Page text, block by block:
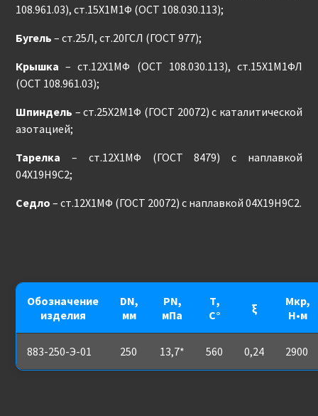
108.961.03), ст.15Х1М1Ф (ОСТ 108.030.113);
Бугель – ст.25Л, ст.20ГСЛ (ГОСТ 977);
Крышка – ст.12Х1МФ (ОСТ 108.030.113), ст.15Х1М1ФЛ
(ОСТ 108.961.03);
Шпиндель – ст.25Х2М1Ф (ГОСТ 20072) с каталитической
азотацией;
Тарелка – ст.12Х1МФ (ГОСТ 8479) с наплавкой
04Х19Н9С2;
Седло – ст.12Х1МФ (ГОСТ 20072) с наплавкой 04Х19Н9С2.
Обозначение
изделия
DN,
мм
PN,
мПа
Т,
С°
ξ
Мкр,
Н•м
883-250-Э-01 250 13,7* 560 0,24 2900